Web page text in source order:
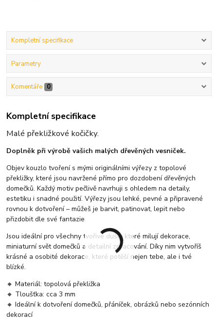
Kompletní specifikace
Parametry
Komentáře 0
Kompletní specifikace
Malé překližkové kočičky.
Doplněk při výrobě vašich malých dřevěných vesniček.
Objev kouzlo tvoření s mými originálními výřezy z topolové
překližky, které jsou navržené přímo pro dozdobení dřevěných
domečků. Každý motiv pečlivě navrhuji s ohledem na detaily,
estetiku i snadné použití. Výřezy jsou lehké, pevné a připravené
rovnou k dotvoření – můžeš je barvit, patinovat, lepit nebo
přizdobit dle své fantazie.
Jsou ideální pro všechny tvořivé duše, které milují dekorace,
miniaturní svět domečků a detailní zpracování. Díky nim vytvoříš
krásné a osobité dekorace, které potěší nejen tebe, ale i tvé
blízké.
🔸 Materiál: topolová překližka
🔸 Tloušťka: cca 3 mm
🔸 Ideální k dotvoření domečků, přáníček, obrázků nebo sezónních
dekorací